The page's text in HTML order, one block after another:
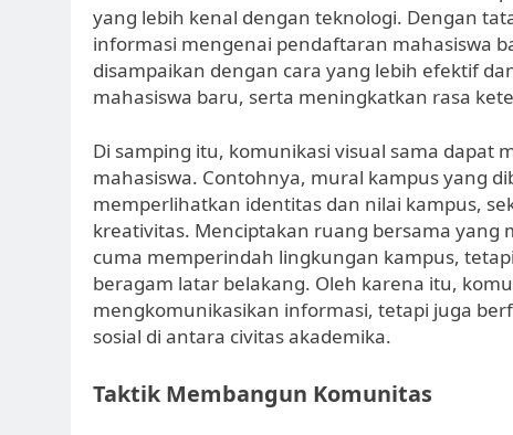
yang lebih kenal dengan teknologi. Dengan
informasi mengenai pendaftaran mahasiswa
disampaikan dengan cara yang lebih efektif
mahasiswa baru, serta meningkatkan rasa
Di samping itu, komunikasi visual sama dapat
mahasiswa. Contohnya, mural kampus yang
memperlihatkan identitas dan nilai kampus,
kreativitas. Menciptakan ruang bersama yang
cuma memperindah lingkungan kampus,
beragam latar belakang. Oleh karena itu,
mengkomunikasikan informasi, tetapi juga
sosial di antara civitas akademika.
Taktik Membangun Komunitas